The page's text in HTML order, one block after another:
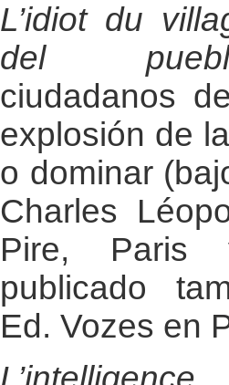
L’idiot du
del
ciudadanos
explosión de
o dominar
Charles
Pire, Paris
publicado
Ed. Vozes en